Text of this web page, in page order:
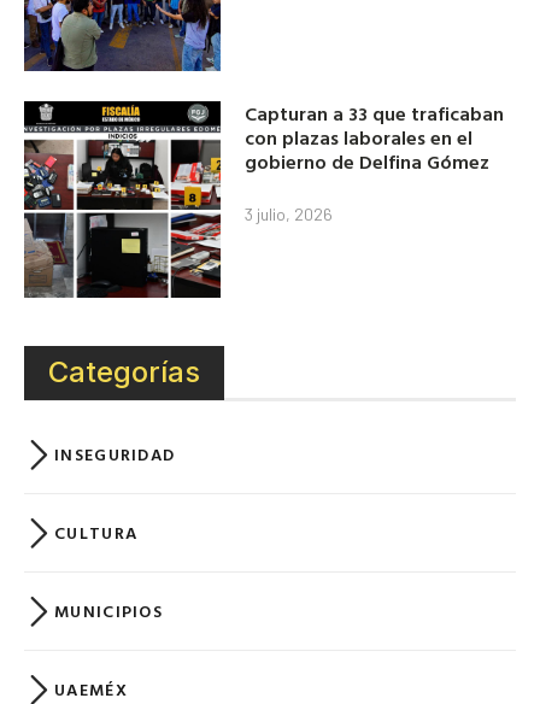
Capturan a 33 que traficaban
con plazas laborales en el
gobierno de Delfina Gómez
3 julio, 2026
Categorías
INSEGURIDAD
CULTURA
MUNICIPIOS
UAEMÉX